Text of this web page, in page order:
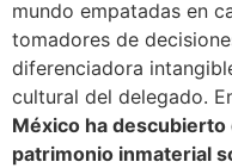
mundo empatadas en
tomadores de
diferenciadora
cultural del delegado.
México ha
patrimonio inmaterial